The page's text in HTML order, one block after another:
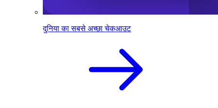
दुनिया का सबसे अच्छा चेकआउट